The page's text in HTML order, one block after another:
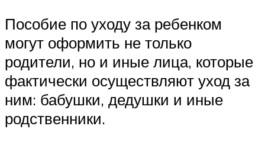
Пособие по уходу за ребенком
могут оформить не только
родители, но и иные лица, которые
фактически осуществляют уход за
ним: бабушки, дедушки и иные
родственники.